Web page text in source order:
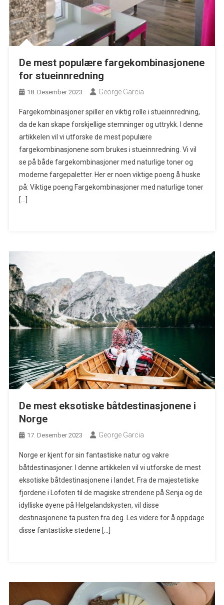
De mest populære fargekombinasjonene
for stueinnredning
18. Desember 2023 George Garcia
Fargekombinasjoner spiller en viktig rolle i stueinnredning,
da de kan skape forskjellige stemninger og uttrykk. I denne
artikkelen vil vi utforske de mest populære
fargekombinasjonene som brukes i stueinnredning. Vi vil
se på både fargekombinasjoner med naturlige toner og
moderne fargepaletter. Her er noen viktige poeng å huske
på: Viktige poeng Fargekombinasjoner med naturlige toner
[…]
De mest eksotiske båtdestinasjonene i
Norge
17. Desember 2023 George Garcia
Norge er kjent for sin fantastiske natur og vakre
båtdestinasjoner. I denne artikkelen vil vi utforske de mest
eksotiske båtdestinasjonene i landet. Fra de majestetiske
fjordene i Lofoten til de magiske strendene på Senja og de
idylliske øyene på Helgelandskysten, vil disse
destinasjonene ta pusten fra deg. Les videre for å oppdage
disse fantastiske stedene […]